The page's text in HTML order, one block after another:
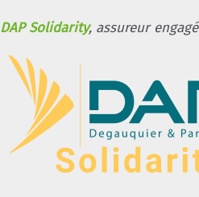
DAP Solidarity, assureur engagé